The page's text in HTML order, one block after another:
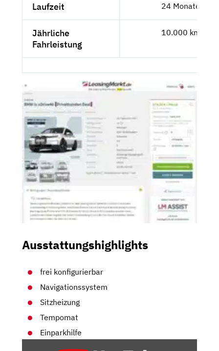
Laufzeit 24 Monate
Jährliche
Fahrleistung
10.000 km
Ausstattungshighlights
frei konfigurierbar
Navigationssystem
Sitzheizung
Tempomat
Einparkhilfe